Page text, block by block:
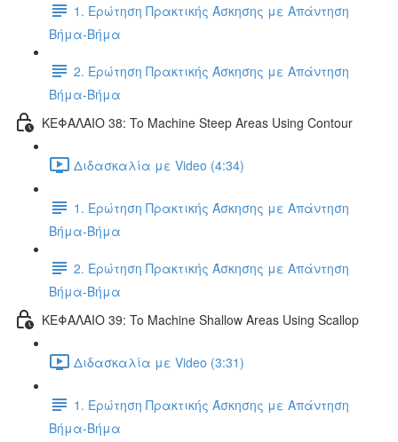
1. Ερώτηση Πρακτικής Άσκησης με Απάντηση
Βήμα-Βήμα
2. Ερώτηση Πρακτικής Άσκησης με Απάντηση
Βήμα-Βήμα
ΚΕΦΑΛΑΙΟ 38: To Machine Steep Areas Using Contour
Διδασκαλία με Video (4:34)
1. Ερώτηση Πρακτικής Άσκησης με Απάντηση
Βήμα-Βήμα
2. Ερώτηση Πρακτικής Άσκησης με Απάντηση
Βήμα-Βήμα
ΚΕΦΑΛΑΙΟ 39: To Machine Shallow Areas Using Scallop
Διδασκαλία με Video (3:31)
1. Ερώτηση Πρακτικής Άσκησης με Απάντηση
Βήμα-Βήμα